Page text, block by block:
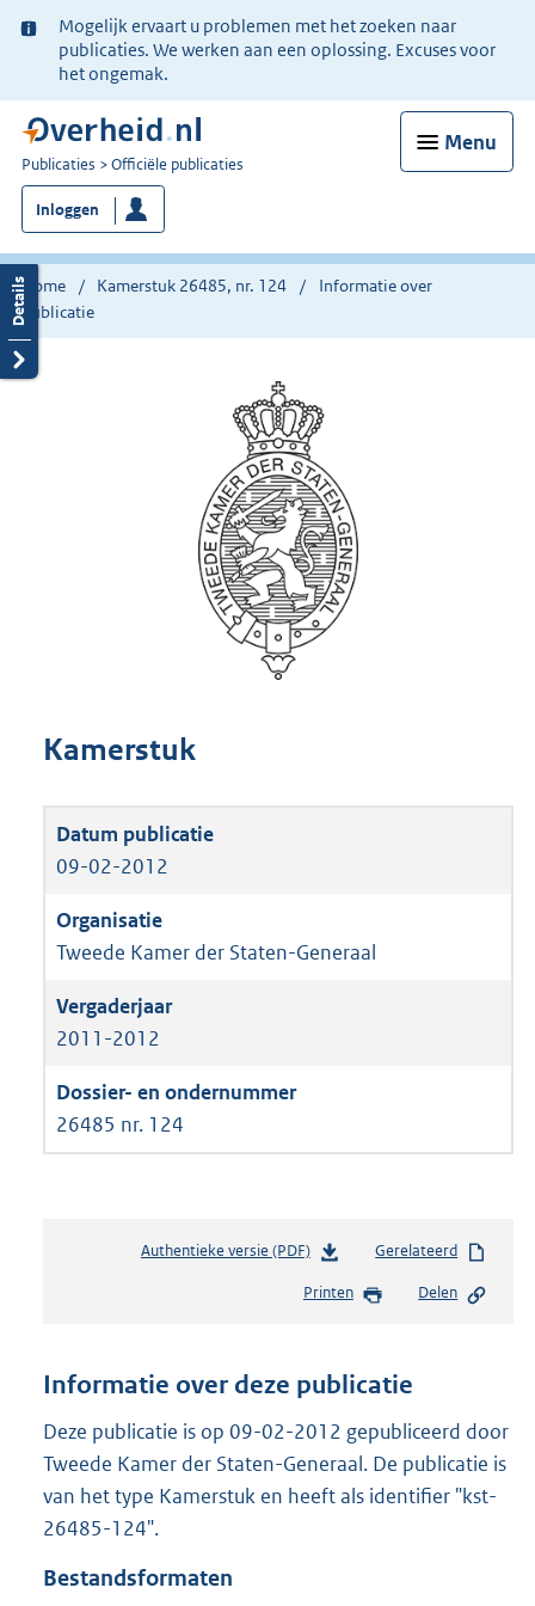
Ter
informatie:
Mogelijk ervaart u problemen met het zoeken naar
publicaties. We werken aan een oplossing. Excuses voor
het ongemak.
Menu
U
bent
nu
hier:
Publicaties Officiële publicaties
Inloggen
Home Kamerstuk 26485, nr. 124
Informatie over
publicatie
Kamerstuk
09-02-2012
Tweede Kamer der Staten-Generaal
2011-2012
26485 nr. 124
Authentieke versie (PDF)b
s
n
s
r
o
Gerelateerd
Printen Delen
Informatie over deze publicatie
Deze publicatie is op 09-02-2012 gepubliceerd door
Tweede Kamer der Staten-Generaal. De publicatie is
van het type Kamerstuk en heeft als identifier "kst-
26485-124".
Bestandsformaten